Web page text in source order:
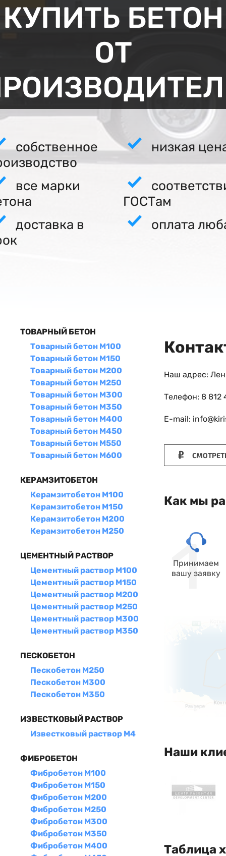
КУПИТЬ БЕТОН
ОТ
собственное
низкая
все марки
ГОСТам
доставка в
оплата
ТОВАРНЫЙ БЕТОН
Товарный бетон М100
Товарный бетон М150
Товарный бетон М200
Товарный бетон М250
Товарный бетон М300
Товарный бетон М350
Товарный бетон М400
Товарный бетон М450
Товарный бетон М550
Товарный бетон М600
КЕРАМЗИТОБЕТОН
Керамзитобетон М100
Керамзитобетон М150
Керамзитобетон М200
Керамзитобетон М250
ЦЕМЕНТНЫЙ РАСТВОР
Цементный раствор М100
Цементный раствор М150
Цементный раствор М200
Цементный раствор М250
Цементный раствор М300
Цементный раствор М350
ПЕСКОБЕТОН
Пескобетон М250
Пескобетон М300
Пескобетон М350
ИЗВЕСТКОВЫЙ РАСТВОР
Известковый раствор М4
ФИБРОБЕТОН
Фибробетон М100
Фибробетон М150
Фибробетон М200
Фибробетон М250
Фибробетон М300
Фибробетон М350
Фибробетон М400
Наш адрес:
Телефон: 8 812
E-mail:
Как мы
Принимаем
вашу заявку
Наши
Таблица